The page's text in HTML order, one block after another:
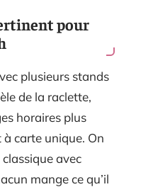
pour
plusieurs stands
de la raclette,
horaires plus
carte unique. On
classique avec
mange ce qu’il